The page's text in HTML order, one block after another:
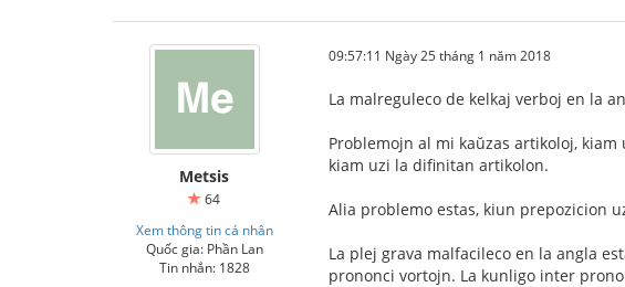
Metsis
64
Xem thông tin cá nhân
Quốc gia: Phần Lan
Tin nhắn: 1828
09:57:11 Ngày 25 tháng 1 năm 2018
La malreguleco de kelkaj verboj en la
Problemojn al mi kaŭzas artikoloj,
kiam uzi la difinitan artikolon.
Alia problemo estas, kiun prepozicion
La plej grava malfacileco en la angla
prononci vortojn. La kunligo inter